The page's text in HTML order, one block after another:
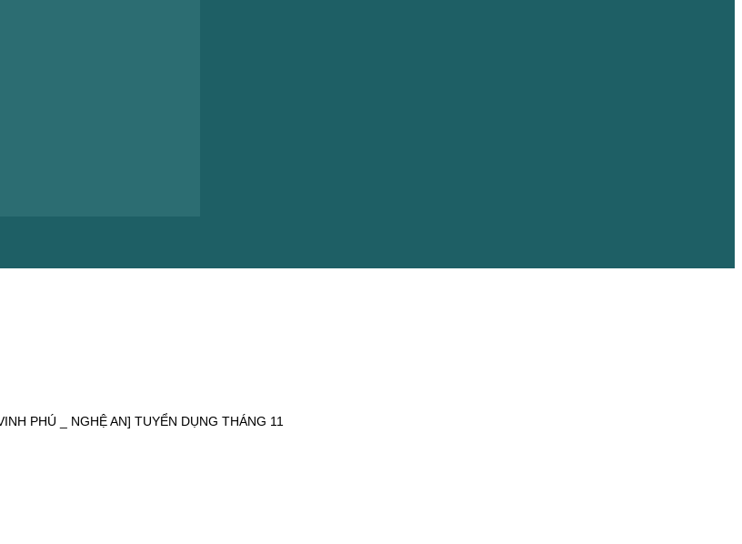
PHÚ _ NGHỆ AN] TUYỂN DỤNG THÁNG 11